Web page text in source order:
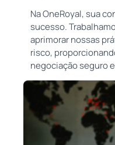
Na OneRoyal, sua
sucesso.
aprimorar nossas
risco,
negociação seguro